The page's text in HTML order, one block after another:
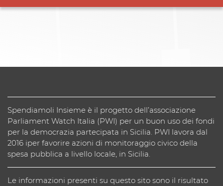
Spendiamoli Insieme è il progetto dell’associazione
Parliament Watch Italia (PWI) per un buon uso dei fondi
per la democrazia partecipata in Sicilia. PWI lavora dal
2016 iper favorire azioni di monitoraggio civico della
spesa pubblica a livello locale, in Sicilia.
Le informazioni presenti su questo sito sono il risultato